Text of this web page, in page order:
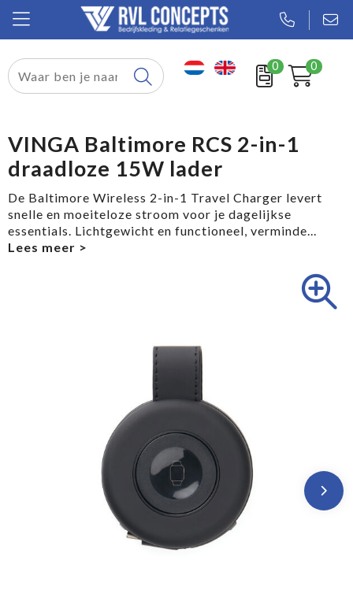
0 0
Relatiegeschenken
Tassen
Sport
Werkkleding
VINGA Baltimore RCS 2-in-1
draadloze 15W lader
De Baltimore Wireless 2-in-1 Travel Charger levert
snelle en moeiteloze stroom voor je dagelijkse
essentials. Lichtgewicht en functioneel, verminde...